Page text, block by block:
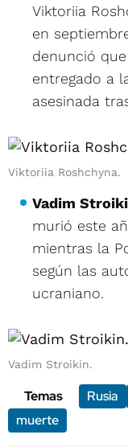
Viktoriia
en
denunció
entregado a
asesinada
Viktoriia Roshchyna.
Vadim
murió este
mientras la
según las
ucraniano.
Vadim Stroikin.
Temas Rusia
muerte